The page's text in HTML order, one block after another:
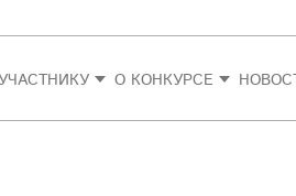
УЧАСТНИКУ О КОНКУРСЕ